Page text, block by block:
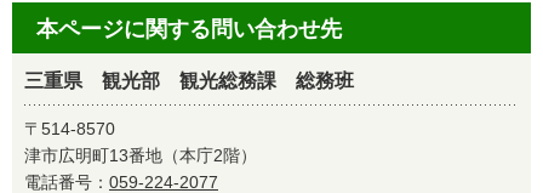
本ページに関する問い合わせ先
三重県 観光部 観光総務課 総務班
〒514-8570
津市広明町13番地（本庁2階）
電話番号： 059-224-2077